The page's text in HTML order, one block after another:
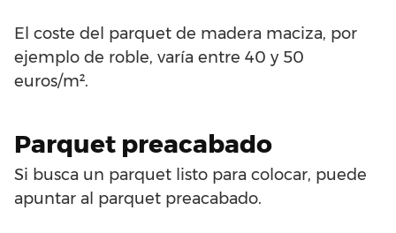
El coste del parquet de madera maciza, por
ejemplo de roble, varía entre 40 y 50
euros/m².
Parquet preacabado
Si busca un parquet listo para colocar, puede
apuntar al parquet preacabado.